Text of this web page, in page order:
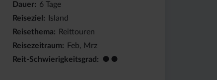
Dauer 6Tage
Reiseziel
Island
Reisethema
Reittouren
Reisezeitraum
Feb, Mrz
Reit-Schwierigkeitsgrad
●●